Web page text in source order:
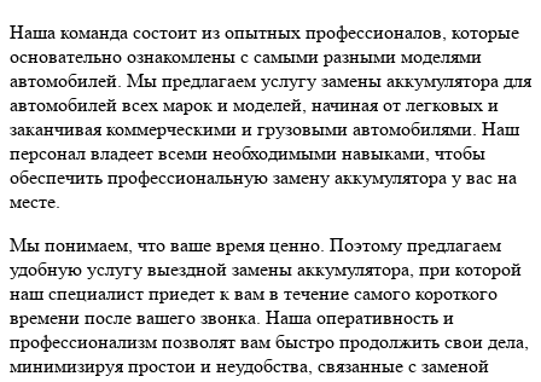
Наша команда состоит из опытных профессионалов, которые
основательно ознакомлены с самыми разными моделями
автомобилей. Мы предлагаем услугу замены аккумулятора для
автомобилей всех марок и моделей, начиная от легковых и
заканчивая коммерческими и грузовыми автомобилями. Наш
персонал владеет всеми необходимыми навыками, чтобы
обеспечить профессиональную замену аккумулятора у вас на
месте.
Мы понимаем, что ваше время ценно. Поэтому предлагаем
удобную услугу выездной замены аккумулятора, при которой
наш специалист приедет к вам в течение самого короткого
времени после вашего звонка. Наша оперативность и
профессионализм позволят вам быстро продолжить свои дела,
минимизируя простои и неудобства, связанные с заменой